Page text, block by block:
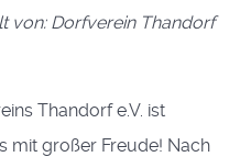
von: Dorfverein Thandorf
Thandorf e.V. ist
mit großer Freude! Nach